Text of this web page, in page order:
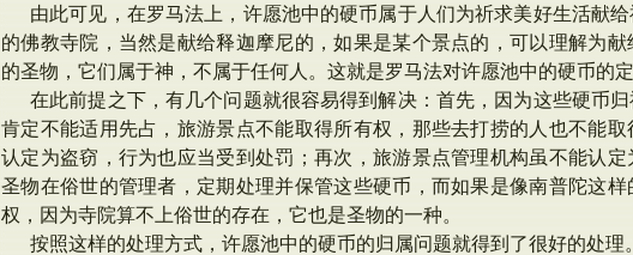
由此可见，在罗马法上，许愿池中的硬币属于人们为祈求美好生活献
的佛教寺院，当然是献给释迦摩尼的，如果是某个景点的，可以理解为
的圣物，它们属于神，不属于任何人。这就是罗马法对许愿池中的硬币的定
在此前提之下，有几个问题就很容易得到解决：首先，因为这些硬币
肯定不能适用先占，旅游景点不能取得所有权，那些去打捞的人也不能
认定为盗窃，行为也应当受到处罚；再次，旅游景点管理机构虽不能认
圣物在俗世的管理者，定期处理并保管这些硬币，而如果是像南普陀这
权，因为寺院算不上俗世的存在，它也是圣物的一种。
按照这样的处理方式，许愿池中的硬币的归属问题就得到了很好的处理。